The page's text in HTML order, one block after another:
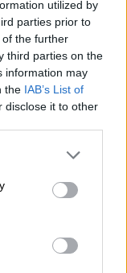
utilized by
parties prior to
the further
third parties on the
information may
the IAB’s List of
disclose it to other